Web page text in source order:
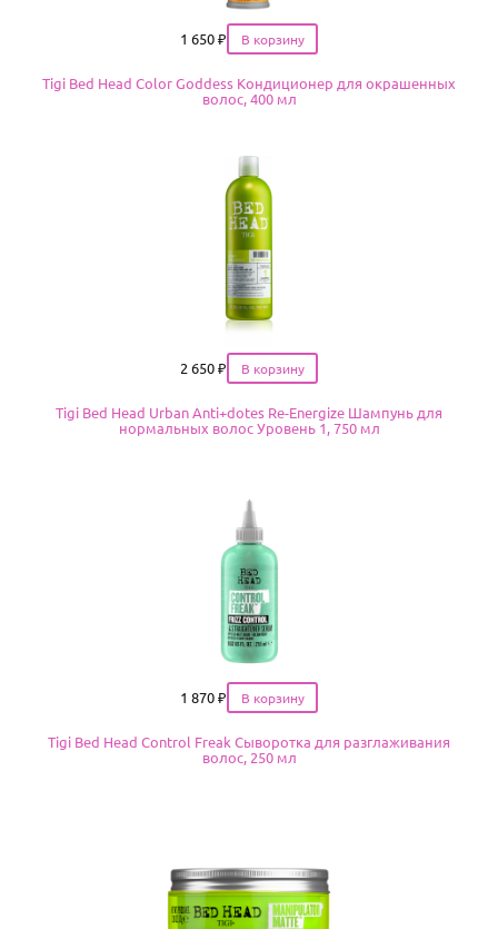
Цена
1 650 ₽
Tigi Bed Head Color Goddess Кондиционер для окрашенных
волос, 400 мл
Цена
2 650 ₽
Tigi Bed Head Urban Anti+dotes Re-Energize Шампунь для
нормальных волос Уровень 1, 750 мл
Цена
1 870 ₽
Tigi Bed Head Control Freak Сыворотка для разглаживания
волос, 250 мл